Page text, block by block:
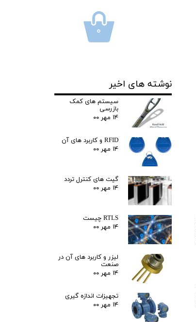
۰
نوشته های اخیر
سیستم های کمک
بازرسی
۱۴ مهر ۰۰
RFID و کاربرد های آن
۱۴ مهر ۰۰
گیت های کنترل تردد
۱۴ مهر ۰۰
RTLS چیست
۱۴ مهر ۰۰
لیزر و کاربرد های آن در
صنعت
۱۴ مهر ۰۰
تجهیزات اندازه گیری
۱۴ مهر ۰۰